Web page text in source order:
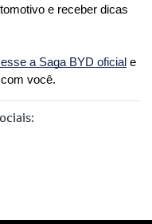
e receber dicas
a Saga BYD oficial e
você.